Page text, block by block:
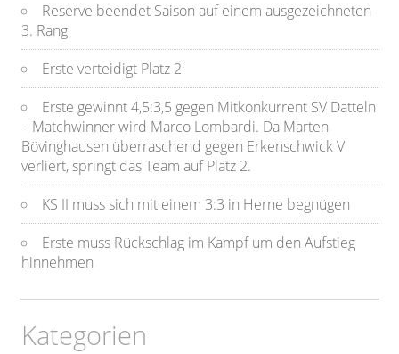
Reserve beendet Saison auf einem ausgezeichneten
3. Rang
Erste verteidigt Platz 2
Erste gewinnt 4,5:3,5 gegen Mitkonkurrent SV Datteln
– Matchwinner wird Marco Lombardi. Da Marten
Bövinghausen überraschend gegen Erkenschwick V
verliert, springt das Team auf Platz 2.
KS II muss sich mit einem 3:3 in Herne begnügen
Erste muss Rückschlag im Kampf um den Aufstieg
hinnehmen
Kategorien